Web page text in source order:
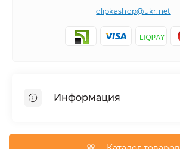
clipkashop@ukr.net
Информация